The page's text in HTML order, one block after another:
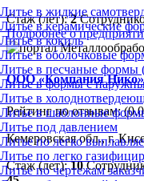
Литье в жидкие
Литье в керамические
Литье в кокиль
Литье в оболочковые
Литье в песчаные
Литье в формы с
Литье в
Литье в шаблонные
Литье под давлением
Литье по легко
Литье по легко
Литье по чертежам
Стаж (лет):2
Подробнее о
ООО «Компания Нико»
Рейтинг по отзывам:
Кемеровская обл., г.
Стаж (лет):10